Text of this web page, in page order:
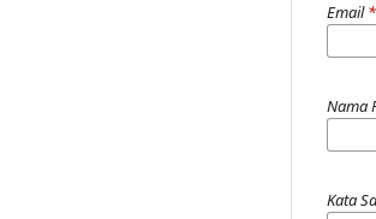
Email*
Nama
Kata